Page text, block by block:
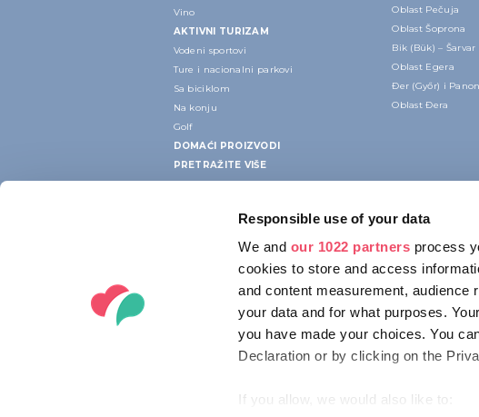
Responsible use of your data
We and our 1022 partners process
cookies to store and access
and content measurement, audience
your data and for what purposes.
you have made your choices. You
Declaration or by clicking on the
If you allow, we would also like to:
Vino
AKTIVNI TURIZAM
Vodeni sportovi
Ture i nacionalni parkovi
Sa biciklom
Na konju
Golf
DOMAĆI PROIZVODI
PRETRAŽITE VIŠE
Oblast Pečuja
Oblast Šoprona
Bik (Bük) – Šarvar
Oblast Egera
Đer (Győr) i
Oblast Đera
KONTAKT
Alkotás utca 19